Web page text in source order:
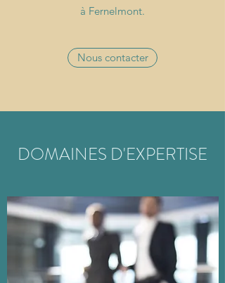
à Fernelmont.
Nous contacter
DOMAINES D'EXPERTISE